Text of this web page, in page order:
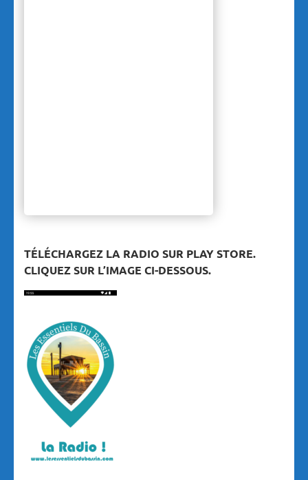
TÉLÉCHARGEZ LA RADIO SUR PLAY STORE.
CLIQUEZ SUR L’IMAGE CI-DESSOUS.